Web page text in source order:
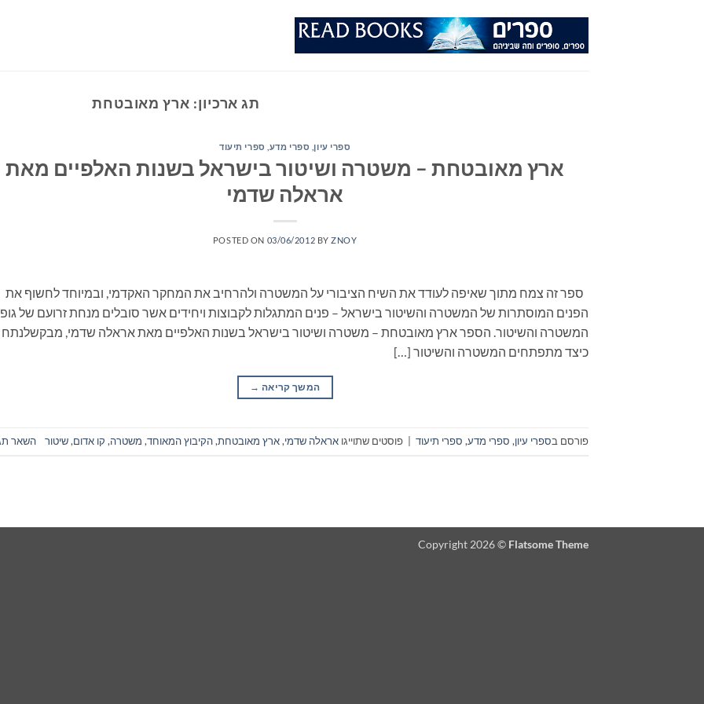
תג ארכיון: ארץ מאובטחת
ספרי עיון, ספרי מדע, ספרי תיעוד
ארץ מאובטחת – משטרה ושיטור בישראל בשנות האלפיים מאת
אראלה שדמי
POSTED ON 03/06/2012 BYZNOY
ספר זה צמח מתוך שאיפה לעודד את השיח הציבורי על המשטרה ולהרחיב את המחקר האקדמי, ובמיוחד לחשוף את
הפנים המוסתרות של המשטרה והשיטור בישראל – פנים המתגלות לקבוצות ויחידים אשר סובלים מנחת זרועם של
המשטרה והשיטור. הספר ארץ מאובטחת – משטרה ושיטור בישראל בשנות האלפיים מאת אראלה שדמי, מבקשלנתח
כיצד מתפתחים המשטרה והשיטור […]
המשך קריאה →
פורסם בספרי עיון, ספרי מדע, ספרי תיעוד פוסטים שתוייגו אראלה שדמי,ארץ מאובטחת,הקיבוץ המאוחד, משטרה, קו אדום,שיטור השאר
Copyright 2026 © Flatsome Theme